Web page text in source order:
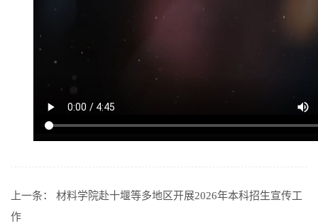
上一条： 材料学院赴十堰等多地区开展2026年本科招生宣传工
作